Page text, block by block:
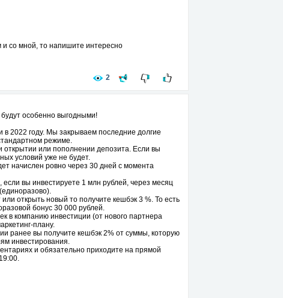
и со мной, то напишите интересно
2
особенно выгодными!
в 2022 году. Мы закрываем последние долгие
режиме.
открытии или пополнении депозита. Если вы
условий уже не будет.
начислен ровно через 30 дней с момента
вы инвестируете 1 млн рублей, через месяц
открыть новый то получите кешбэк 3 %. То есть
бонус 30 000 рублей.
в компанию инвестиции (от нового партнера
плану.
ранее вы получите кешбэк 2% от суммы, которую
инвестирования.
и обязательно приходите на прямой